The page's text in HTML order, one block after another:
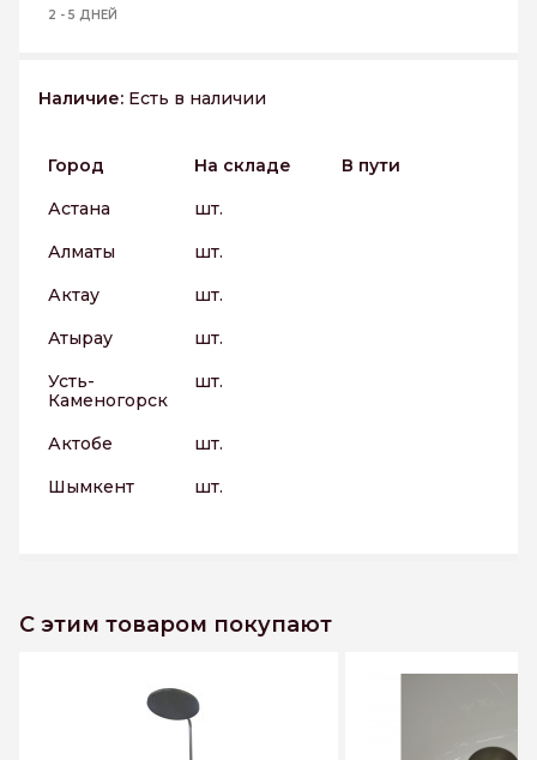
2 - 5 ДНЕЙ
Наличие: Есть в наличии
Город На складе
В пути
Астана
шт.
Алматы
шт.
Актау
шт.
Атырау
шт.
Усть-
Каменогорск
шт.
Актобе
шт.
Шымкент
шт.
С этим товаром покупают